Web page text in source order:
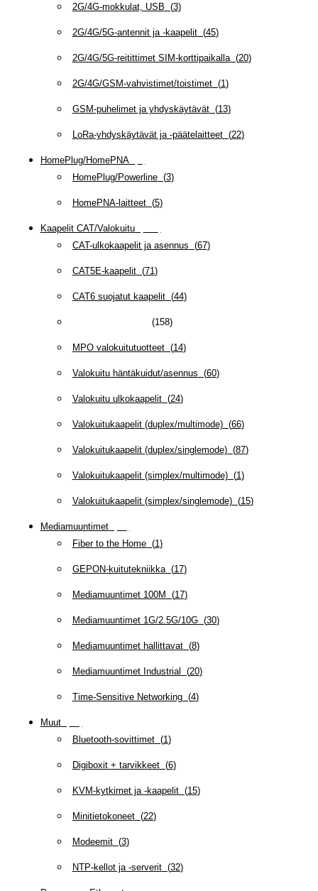
2G/4G-mokkulat, USB (3)
2G/4G/5G-antennit ja -kaapelit(45)
2G/4G/5G-reitittimet SIM-korttipaikalla(20)
2G/4G/GSM-vahvistimet/toistimet(1 )
GSM-puhelimet ja yhdyskäytävät(13)
LoRa-yhdyskäytävät ja -päätelaitteet(22)
HomePlug/HomePNA(
HomePlug/Powerline(3)
HomePNA-laitteet(5)
Kaapelit CAT/Valokuitu(
CAT-ulkokaapelit ja asennus (67)
CAT5E-kaapelit(71 )
CAT6 suojatut kaapelit(44)
(158)
MPO valokuitutuotteet(14)
Valokuitu häntäkuidut/asennus (60)
Valokuitu ulkokaapelit(24)
Valokuitukaapelit (duplex/multimode)(66)
Valokuitukaapelit (duplex/singlemode)(87)
Valokuitukaapelit (simplex/multimode)(1 )
Valokuitukaapelit (simplex/singlemode)(15)
Mediamuuntimet(
Fiber to the Home(1 )
GEPON-kuitutekniikka(17)
Mediamuuntimet 100M (17)
Mediamuuntimet 1G/2.5G/10G(30)
Mediamuuntimet hallittavat(8)
Mediamuuntimet Industrial (20)
Time-Sensitive Networking(4)
Muut(
Bluetooth-sovittimet(1 )
Digiboxit + tarvikkeet(6)
KVM-kytkimet ja -kaapelit(15)
Minitietokoneet(22)
Modeemit(3)
NTP-kellot ja -serverit(32)